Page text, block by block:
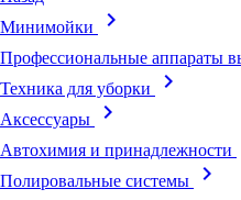
Минимойки
keyboard_arrow_right
Профессиональные аппараты
Техника для уборки keyboard_arrow_right
Аксессуары keyboard_arrow_right
Автохимия и принадлежности
Полировальные системы keyboard_arrow_right